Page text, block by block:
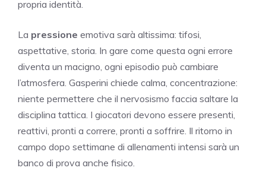
propria identità.
La pressione emotiva sarà altissima: tifosi,
aspettative, storia. In gare come questa ogni errore
diventa un macigno, ogni episodio può cambiare
l’atmosfera. Gasperini chiede calma, concentrazione:
niente permettere che il nervosismo faccia saltare la
disciplina tattica. I giocatori devono essere presenti,
reattivi, pronti a correre, pronti a soffrire. Il ritorno in
campo dopo settimane di allenamenti intensi sarà un
banco di prova anche fisico.